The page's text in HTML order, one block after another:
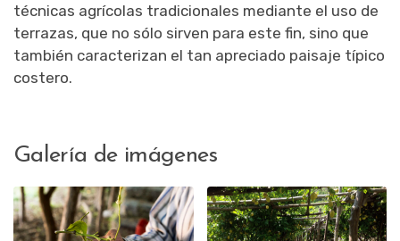
técnicas agrícolas tradicionales mediante el uso de
terrazas, que no sólo sirven para este fin, sino que
también caracterizan el tan apreciado paisaje típico
costero.
Galería de imágenes